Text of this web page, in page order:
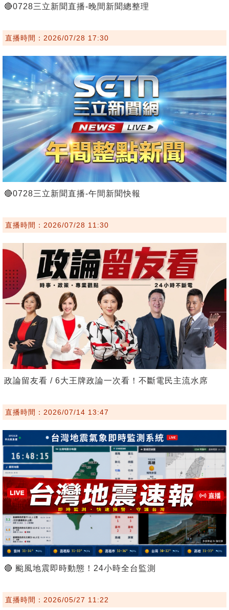
🔴0728三立新聞直播-晚間新聞總整理
直播時間：2026/07/28 17:30
🔴0728三立新聞直播-午間新聞快報
直播時間：2026/07/28 11:30
政論留友看 / 6大王牌政論一次看！不斷電民主流水席
直播時間：2026/07/14 13:47
🔴 颱風地震即時動態！24小時全台監測
直播時間：2026/05/27 11:22